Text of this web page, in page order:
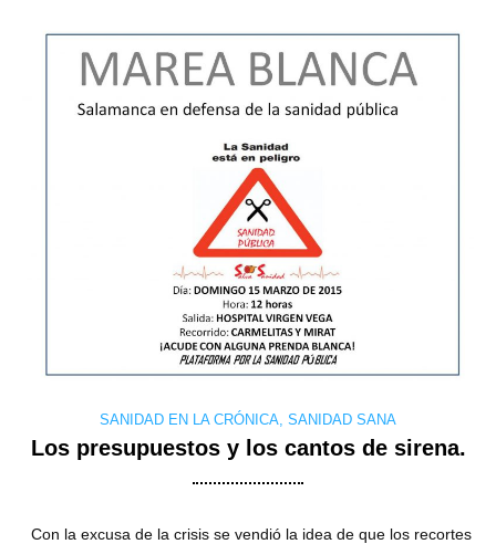
SANIDAD EN LA CRÓNICA, SANIDAD SANA
Los presupuestos y los cantos de sirena.
Con la excusa de la crisis se vendió la idea de que los recortes